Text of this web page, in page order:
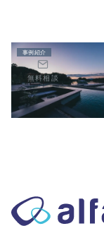
無料相談
株式会社アルフ
事例紹介